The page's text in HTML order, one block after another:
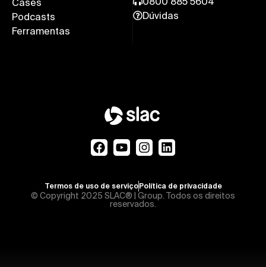
Cases
Podcasts
Ferramentas
Dúvidas
Termos de uso de serviçoPolítica de privacidade
© Copyright 2025 SLAC® | Group. Todos os direitos
reservados.